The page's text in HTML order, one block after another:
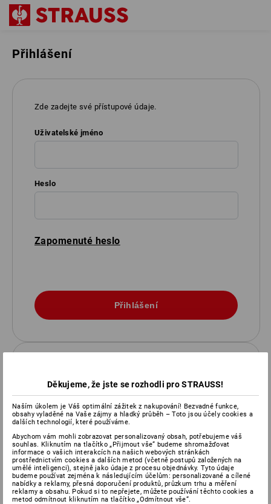
Přihlášení
Zde zadejte své přístupové údaje.
Uživatelské jméno
Heslo
Zapomenuté heslo
výhod
Více funkcí, větší přehled: vaše osobní zákaznická
zóna Strauss jednoduše dělá nakupování chytřejším.
objednat rychleji a snadněji
Faktura a datum dodání na první pohled
Sledovat stav objednávky/doručení
Uložit seznamy přání a nákupní košík
Děkujeme, že jste se rozhodli pro STRAUSS!
Naším úkolem je Váš optimální zážitek z nakupování! Bezvadné funkce,
obsahy vyladěné na Vaše zájmy a hladký průběh – Toto jsou účely cookies a
dalších technologií, které používáme.
Abychom vám mohli zobrazovat personalizovaný obsah, potřebujeme váš
souhlas. Kliknutím na tlačítko „Přijmout vše“ budeme shromažďovat
informace o vašich interakcích na našich webových stránkách
prostřednictvím cookies a dalších metod (včetně postupů založených na
umělé inteligenci), stejně jako údaje z procesu objednávky. Tyto údaje
budeme používat zejména k následujícím účelům: personalizované a cílené
nabídky a reklamy, přesná doporučení produktů, průzkum trhu a měření
reklamy a obsahu. Pokud si to nepřejete, můžete používání těchto cookies a
metod odmítnout kliknutím na tlačítko „Odmítnout vše“.